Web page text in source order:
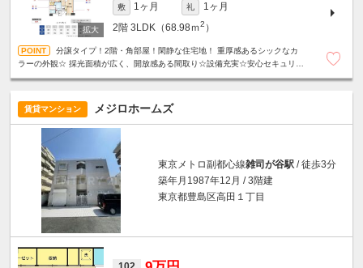
敷 1ヶ月 礼
1ヶ月
2階 3LDK（68.98ｍ2 ）
分譲タイプ！2階・角部屋！閑静な住宅地！ 重厚感あるシックなカ
ラーの外観☆ 採光面積が広く、開放感ある間取り☆設備充実☆安心セキュリテ
賃貸マンション メジロホームズ
東京メトロ副都心線雑司が谷駅 / 徒歩3分
築年月1987年12月 / 3階建
東京都豊島区高田１丁目